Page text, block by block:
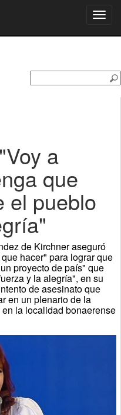
a
que
el pueblo
de Kirchner aseguró
hacer" para lograr que
proyecto de país" que
y la alegría", en su
de asesinato que
en un plenario de la
la localidad bonaerense